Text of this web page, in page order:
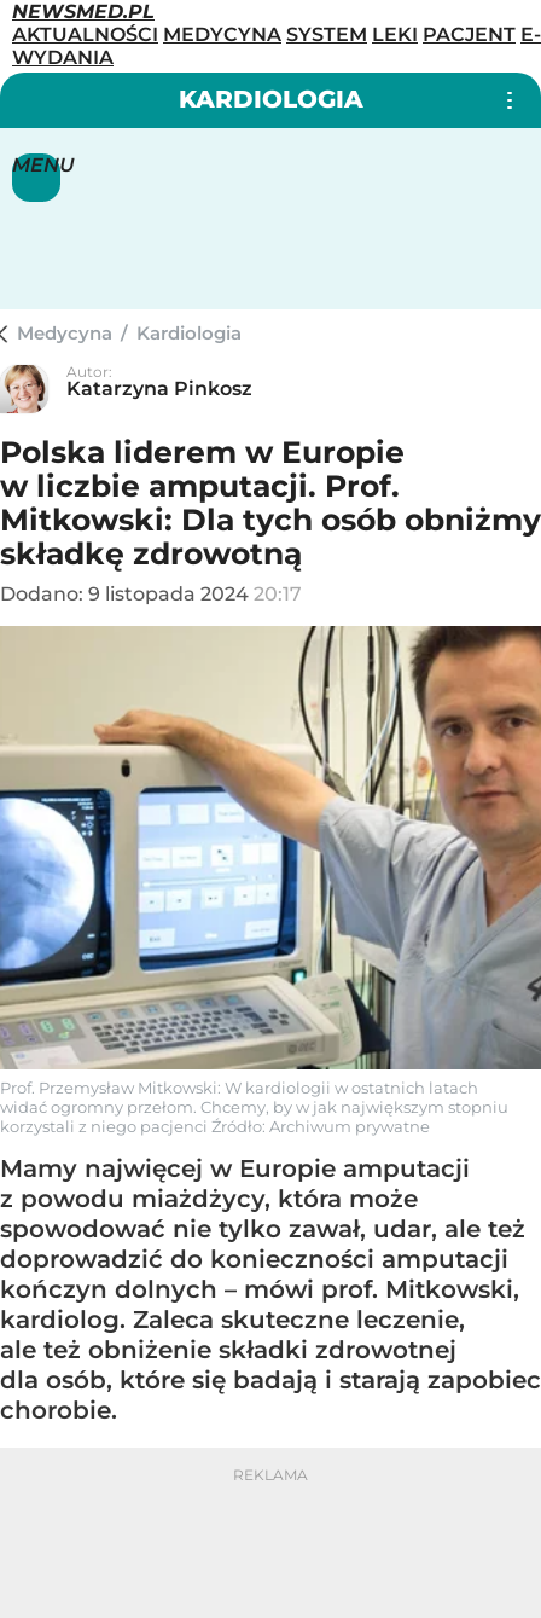
NEWSMED.PL
AKTUALNOŚCI MEDYCYNA SYSTEM LEKI PACJENT E-
WYDANIA
MENU
KARDIOLOGIA
Medycyna / Kardiologia
Autor:
Katarzyna Pinkosz
Polska liderem w Europie
w liczbie amputacji. Prof.
Mitkowski: Dla tych osób obniżmy
składkę zdrowotną
Dodano: 9 listopada 2024 20:17
Prof. Przemysław Mitkowski: W kardiologii w ostatnich latach
widać ogromny przełom. Chcemy, by w jak największym stopniu
korzystali z niego pacjenci Źródło: Archiwum prywatne
Mamy najwięcej w Europie amputacji
z powodu miażdżycy, która może
spowodować nie tylko zawał, udar, ale też
doprowadzić do konieczności amputacji
kończyn dolnych – mówi prof. Mitkowski,
kardiolog. Zaleca skuteczne leczenie,
ale też obniżenie składki zdrowotnej
dla osób, które się badają i starają zapobiec
chorobie.